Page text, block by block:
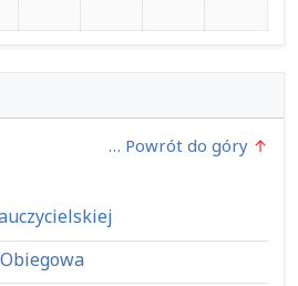
… Powrót do góry